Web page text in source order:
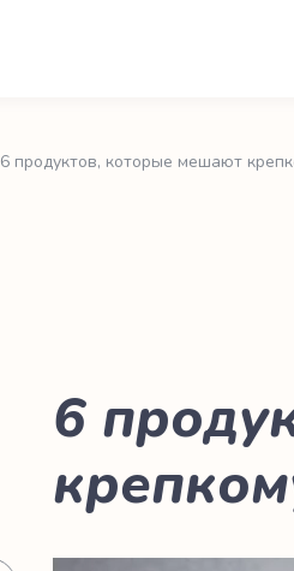
6 продуктов, которые мешают
6